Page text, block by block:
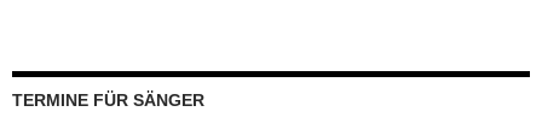
TERMINE FÜR SÄNGER